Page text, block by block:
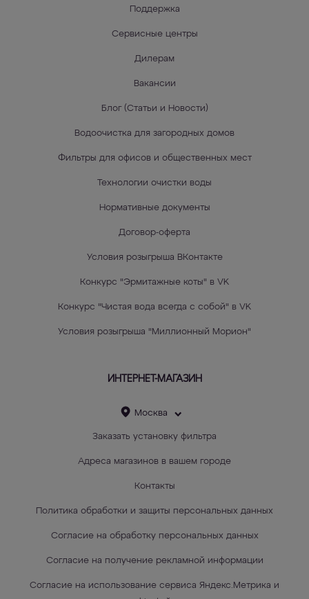
Поддержка
Сервисные центры
Дилерам
Вакансии
Блог (Статьи и Новости)
Водоочистка для загородных домов
Фильтры для офисов и общественных мест
Технологии очистки воды
Нормативные документы
Договор-оферта
Условия розыгрыша ВКонтакте
Конкурс "Эрмитажные коты" в VK
Конкурс "Чистая вода всегда с собой" в VK
Условия розыгрыша "Миллионный Морион"
ИНТЕРНЕТ-МАГАЗИН
Москва
Заказать установку фильтра
Адреса магазинов в вашем городе
Контакты
Политика обработки и защиты персональных данных
Согласие на обработку персональных данных
Согласие на получение рекламной информации
Согласие на использование сервиса Яндекс.Метрика и